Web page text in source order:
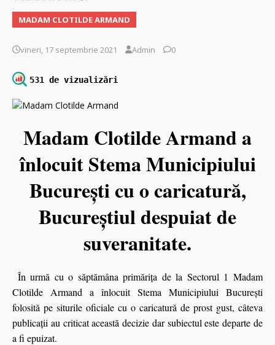
MADAM CLOTILDE ARMAND
vineri, 17 septembrie 2021 Admin 0
531 de vizualizări
Madam Clotilde Armand a
înlocuit Stema Municipiului
București cu o caricatură,
Bucureștiul despuiat de
suveranitate.
În urmă cu o săptămâna primăriţa de la Sectorul 1 Madam
Clotilde Armand a înlocuit Stema Municipiului București
folosită pe siturile oficiale cu o caricatură de prost gust, câteva
publicații au criticat această decizie dar subiectul este departe de
a fi epuizat.